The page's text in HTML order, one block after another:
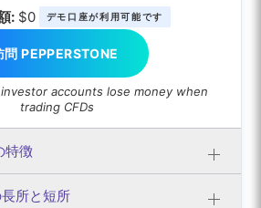
:$0 デモ口座が利用可能です
問 PEPPERSTONE
accounts lose money when
trading CFDs
特徴
所と短所